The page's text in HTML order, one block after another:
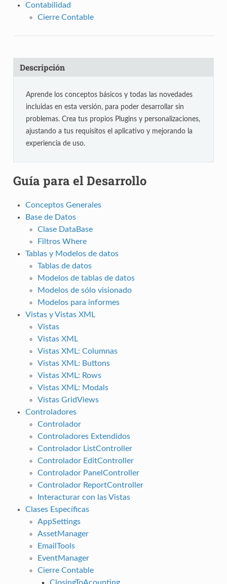
Contabilidad
Cierre Contable
Descripción
Aprende los conceptos básicos y todas las novedades
incluidas en esta versión, para poder desarrollar sin
problemas. Crea tus propios Plugins y personalizaciones,
ajustando a tus requisitos el aplicativo y mejorando la
experiencia de uso.
Guía para el Desarrollo
Conceptos Generales
Base de Datos
Clase DataBase
Filtros Where
Tablas y Modelos de datos
Tablas de datos
Modelos de tablas de datos
Modelos de sólo visionado
Modelos para informes
Vistas y Vistas XML
Vistas
Vistas XML
Vistas XML: Columnas
Vistas XML: Buttons
Vistas XML: Rows
Vistas XML: Modals
Vistas GridViews
Controladores
Controlador
Controladores Extendidos
Controlador ListController
Controlador EditController
Controlador PanelController
Controlador ReportController
Interacturar con las Vistas
Clases Específicas
AppSettings
AssetManager
EmailTools
EventManager
Cierre Contable